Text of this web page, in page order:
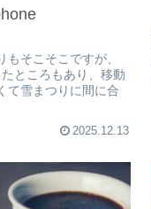
そこそこですが、
ところもあり、移動
て雪まつりに間に合
2025.12.13